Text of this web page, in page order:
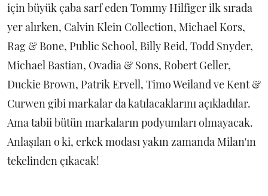
için büyük çaba sarf eden Tommy Hilfiger ilk sırada
yer alırken, Calvin Klein Collection, Michael Kors,
Rag & Bone, Public School, Billy Reid, Todd Snyder,
Michael Bastian, Ovadia & Sons, Robert Geller,
Duckie Brown, Patrik Ervell, Timo Weiland ve Kent &
Curwen gibi markalar da katılacaklarını açıkladılar.
Ama tabii bütün markaların podyumları olmayacak.
Anlaşılan o ki, erkek modası yakın zamanda Milan'ın
tekelinden çıkacak!